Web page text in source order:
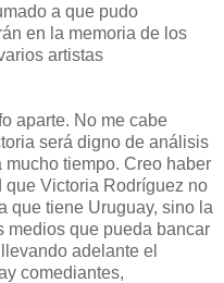
a que pudo
en la memoria de los
artistas
aparte. No me cabe
será digno de análisis
tiempo. Creo haber
Victoria Rodríguez no
que tiene Uruguay, sino la
medios que pueda bancar
adelante el
comediantes,